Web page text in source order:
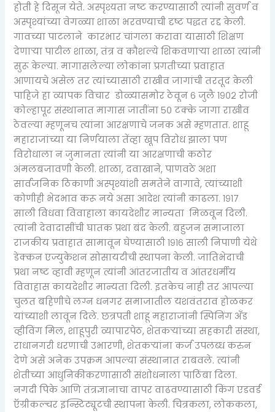
होती हे दिसून येते. अस्पृश्यता नष्ट करण्यासाठी त्यांनी सुवर्ण व
अस्पृश्यांच्या वेगळ्या शाळा भरवण्याची दृष्ट पद्धत रद्द केली.
गावच्या पाटलाने कारभार चांगला करावा यासाठी शिक्षण
देणाऱ्या पाटील शाळा, तंत्र व कौशल्ये शिकवणाऱ्या शाळा त्यांनी
सुरू केल्या. मागासलेल्या लोकांना प्रगतीच्या प्रवाहात
आणायचे असेल तर त्यांच्यासाठी राखीव जागांची तरतूद केली
पाहिजे हा व्यापक विचार डोळ्यासमोर ठेवून ६ जुलै १९०२ रोजी
कोल्हापूर संस्थानात मागास जातींना ५० टक्के जागा राखीव
ठेवल्या म्हणूनच त्यांना आरक्षणाचे जनक असे म्हणतात. शाहू
महाराजांच्या या निर्णयाला तेंव्हा खूप विरोध झाला पण
विरोधाला न जुमानता त्यांनी या आरक्षणाची कठोर
अंमलबजावणी केली. शाळा, दवाखाने, पाणवठे अशा
सार्वजनिक ठिकाणी अस्पृश्यांशी समतेने वागावे, त्यांच्याशी
कोणीही भेदभाव करू नये असा आदेश त्यांनी काढला. १९१७
साली विधवा विवाहाला कायदेशीर मान्यता मिळवून दिली.
त्यांनी देवादासींची घातक प्रथा बंद केली. बहुजन समाजाला
राजकीय प्रवाहात सामावून घेण्यासाठी १९१६ साली निपाणी येथे
डेक्कन एज्युकेशन सोसायटीची स्थापना केली. जातिभेदाची
प्रथा नष्ट व्हावी म्हणून त्यांनी आंतरजातीय व आंतरधर्मीय
विवाहास कायदेशीर मान्यता दिली. इतकेच नाही तर आपल्या
चुलत बहिणीचे लग्न धनगर समाजातील यशवंतराव होळकर
यांच्याशी लावून दिले. छत्रपती शाहू महाराजांनी स्पिनिंग अँड
व्हीविंग मिल, शाहूपुरी व्यापारपेठ, शेतकऱ्यांच्या सहकारी संस्था,
राधानगरी धरणाची उभारणी, शेतकऱ्यांना कर्ज उपलब्ध करुन
देणे असे अनेक उपक्रम आपल्या संस्थानात राबवले. त्यांनी
शेतीच्या आधुनिकीकरणासाठी संशोधनाला पाठिंबा दिला.
नगदी पिके आणि तंत्रज्ञानाचा वापर वाढवण्यासाठी किंग एडवर्ड
ऍग्रीकल्चर इन्स्टिट्यूटची स्थापना केली. चित्रकला, लोककला,